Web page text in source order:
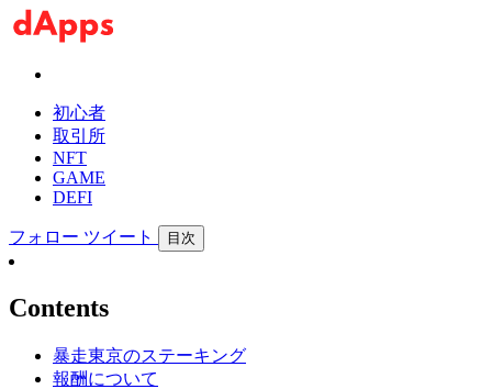
初心者
取引所
NFT
GAME
DEFI
フォロー ツイート 目次
Contents
暴走東京のステーキング
報酬について